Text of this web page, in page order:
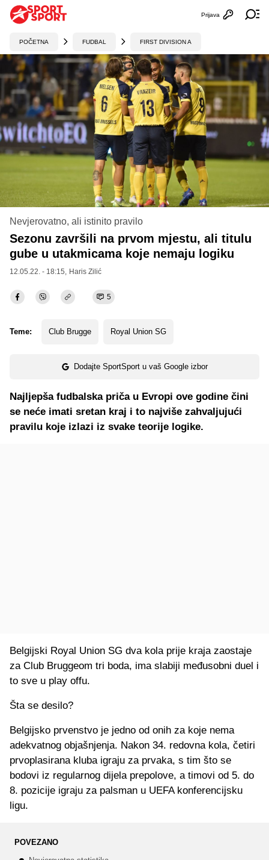
Otvori
Prijava
POČETNA FUDBAL FIRST DIVISION A
Nevjerovatno, ali istinito pravilo
Sezonu završili na prvom mjestu, ali titulu
gube u utakmicama koje nemaju logiku
12.05.22. - 18:15, Haris Zilić
5
Teme: Club Brugge Royal Union SG
Dodajte SportSport u vaš Google izbor
Najljepša fudbalska priča u Evropi ove godine čini
se neće imati sretan kraj i to najviše zahvaljujući
pravilu koje izlazi iz svake teorije logike.
Belgijski Royal Union SG dva kola prije kraja zaostaje
za Club Bruggeom tri boda, ima slabiji međusobni duel i
to sve u play offu.
Šta se desilo?
Belgijsko prvenstvo je jedno od onih za koje nema
adekvatnog objašnjenja. Nakon 34. redovna kola, četiri
prvoplasirana kluba igraju za prvaka, s tim što se
bodovi iz regularnog dijela prepolove, a timovi od 5. do
8. pozicije igraju za palsman u UEFA konferencijsku
ligu.
POVEZANO